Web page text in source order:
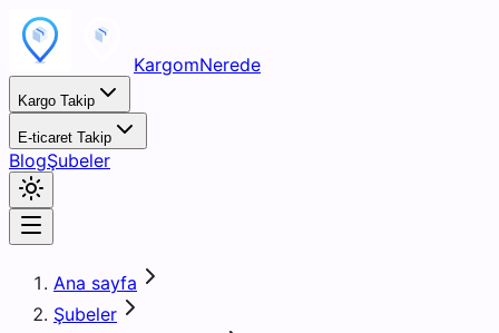
KargomNerede
Kargo Takip
E-ticaret Takip
BlogŞubeler
Ana sayfa
Şubeler